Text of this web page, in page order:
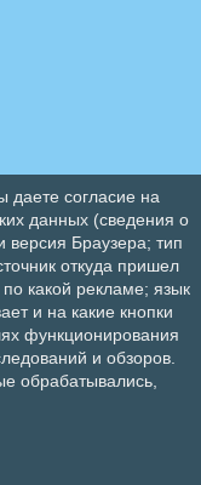
даете согласие на
данных (сведения о
Браузера; тип
откуда пришел
по какой рекламе; язык
и на какие кнопки
функционирования
и обзоров.
обрабатывались,